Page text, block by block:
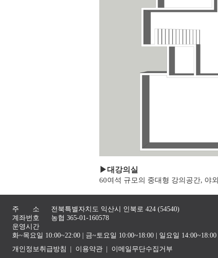
▶대강의실
60여석 규모의 중대형 강의공간, 야
주 소
전북특별자치도 익산시 인북로 424 (54540)
계좌번호
농협 365-01-160578
운영시간
화~목요일 10:00~22:00 | 금~토요일 10:00~18:00 | 일요일
개인정보취급방침
이용약관 이메일무단수집거부